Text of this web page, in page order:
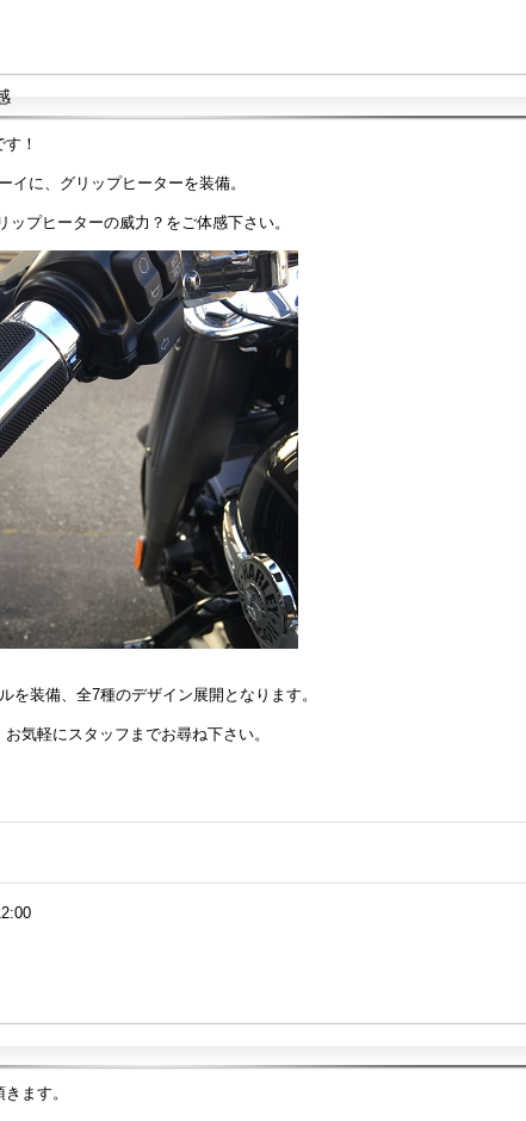
！
に、グリップヒーターを装備。
プヒーターの威力？をご体感下さい。
を装備、全7種のデザイン展開となります。
気軽にスタッフまでお尋ね下さい。
ます。